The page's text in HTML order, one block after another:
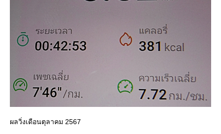
ผลวิ่งเดือนตุลาคม 2567